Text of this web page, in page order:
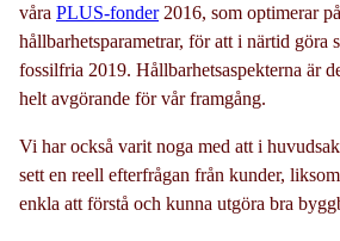
våra PLUS-fonder2016, som optimerar
hållbarhetsparametrar, för att i närtid göra
fossilfria 2019. Hållbarhetsaspekterna är
helt avgörande för vår framgång.
Vi har också varit noga med att i
sett en reell efterfrågan från kunder,
enkla att förstå och kunna utgöra bra